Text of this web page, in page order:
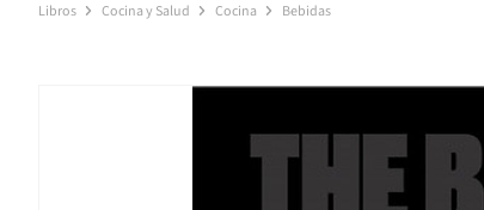
Libros Cocina y Salud Cocina Bebidas